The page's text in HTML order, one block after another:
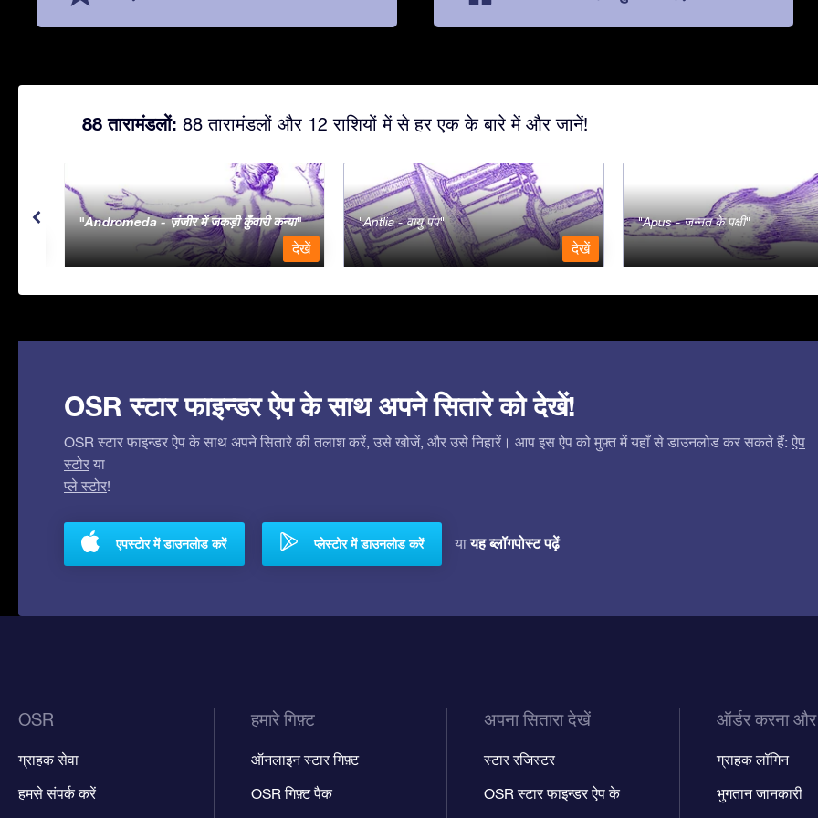
88 तारामंडलों: 88 तारामंडलों और 12 राशियों में से हर एक के बारे में और जानें!
Andromeda - ज़ंजीर में जकड़ी कुँवारी कन्या
देखें
Antlia - वायु पंप
देखें
Apus - जन्नत के पक्षी
OSR स्टार फाइन्डर ऐप के साथ अपने सितारे को देखें!
OSR स्टार फाइन्डर ऐप के साथ अपने सितारे की तलाश करें, उसे खोजें, और उसे निहारें। आप इस ऐप को मुफ़्त में यहाँ से डाउनलोड कर सकते हैं: ऐप
स्टोर या
प्ले स्टोर!
एपस्टोर में डाउनलोड करें प्लेस्टोर में डाउनलोड करें यायह ब्लॉगपोस्ट पढ़ें
OSR
ग्राहक सेवा
हमसे संपर्क करें
हमारे गिफ़्ट
ऑनलाइन स्टार गिफ़्ट
OSR गिफ़्ट पैक
अपना सितारा देखें
स्टार रजिस्टर
OSR स्टार फाइन्डर ऐप के
ऑर्डर करना और
ग्राहक लॉगिन
भुगतान जानकारी